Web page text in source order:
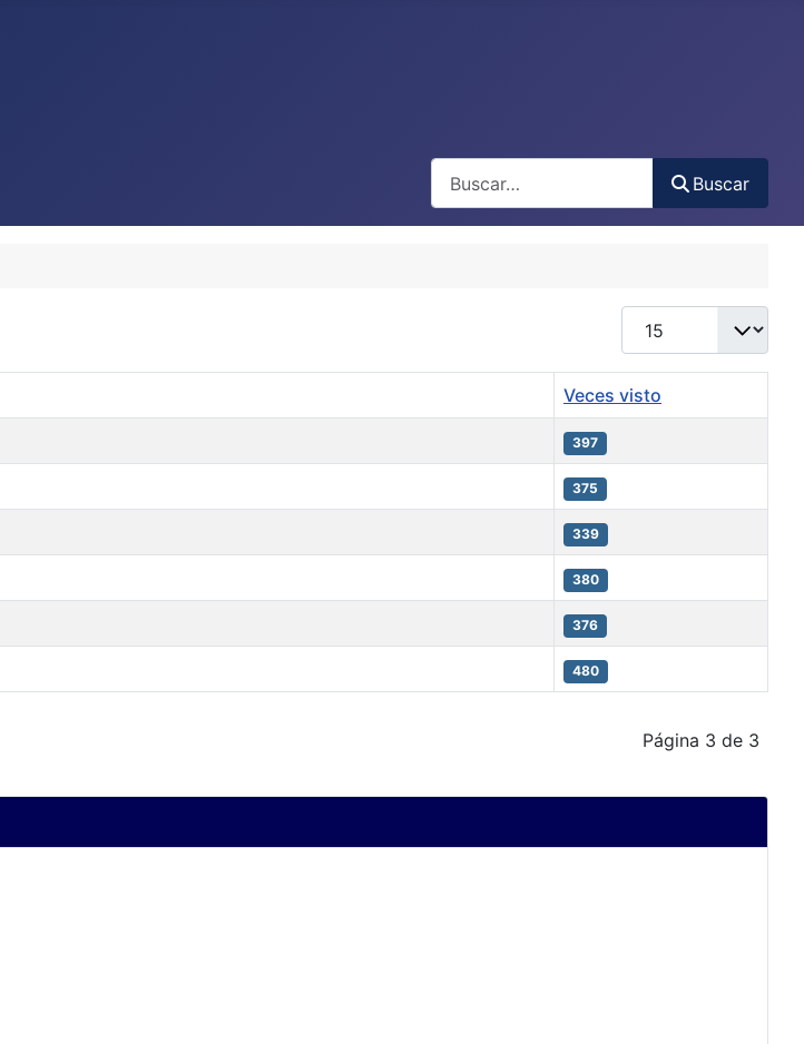
Buscar
Cantidad
Veces visto
397
375
339
380
376
480
Página 3 de 3